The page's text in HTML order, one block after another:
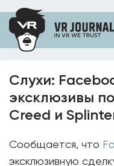
Слухи:
эксклюзивы
Creed и
Сообщается, что
эксклюзивную